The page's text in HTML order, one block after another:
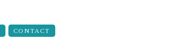
CONTACT